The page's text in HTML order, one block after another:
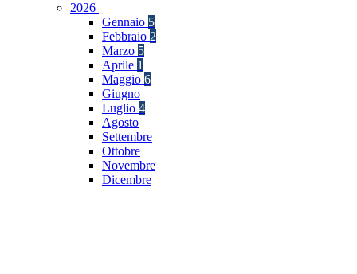
2026
Gennaio 5
Febbraio 2
Marzo 5
Aprile 1
Maggio 6
Giugno
Luglio 4
Agosto
Settembre
Ottobre
Novembre
Dicembre